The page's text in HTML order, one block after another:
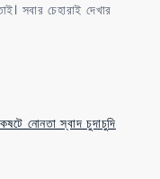
সবার চেহারাই দেখার
নোনতা স্বাদ চুদাচুদি